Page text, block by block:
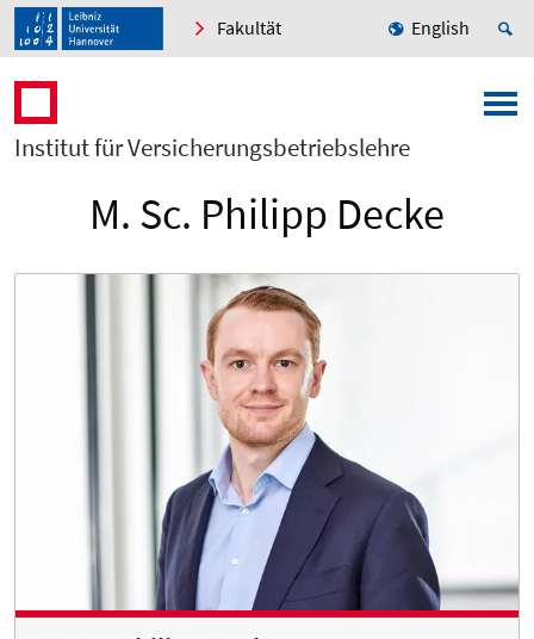
Fakultät English
Institut für Versicherungsbetriebslehre
M. Sc. Philipp Decke